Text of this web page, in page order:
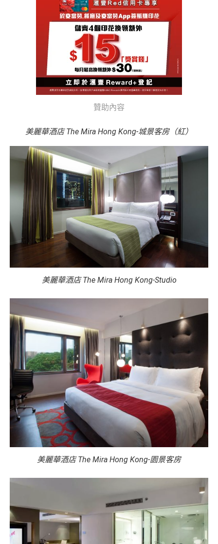
贊助內容
美麗華酒店 The Mira Hong Kong-城景客房（紅）
美麗華酒店 The Mira Hong Kong-Studio
美麗華酒店 The Mira Hong Kong-園景客房